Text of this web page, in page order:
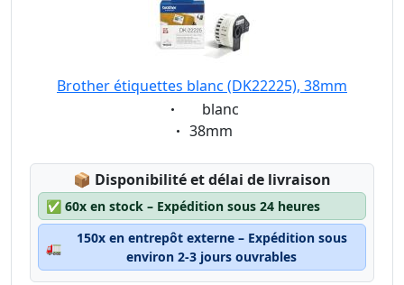
Brother étiquettes blanc (DK22225), 38mm
Eigenschaft:
blanc
Eigenschaft:
38mm
📦 Lagerstatus:
Disponibilité et délai de livraison
✅ 60x en stock – Expédition sous 24 heures
🚛
150x en entrepôt externe – Expédition sous
environ 2-3 jours ouvrables